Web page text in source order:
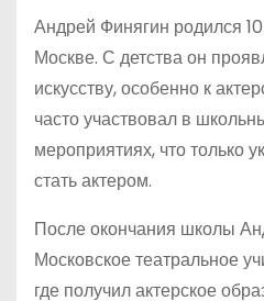
Андрей Финягин родился
Москве. С детства он
искусству, особенно к
часто участвовал в
мероприятиях, что только
стать актером.
После окончания школы
Московское театральное
где получил актерское